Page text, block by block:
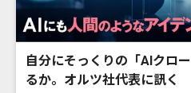
自分にそっくりの「AIクロ
るか。オルツ社代表に訊く